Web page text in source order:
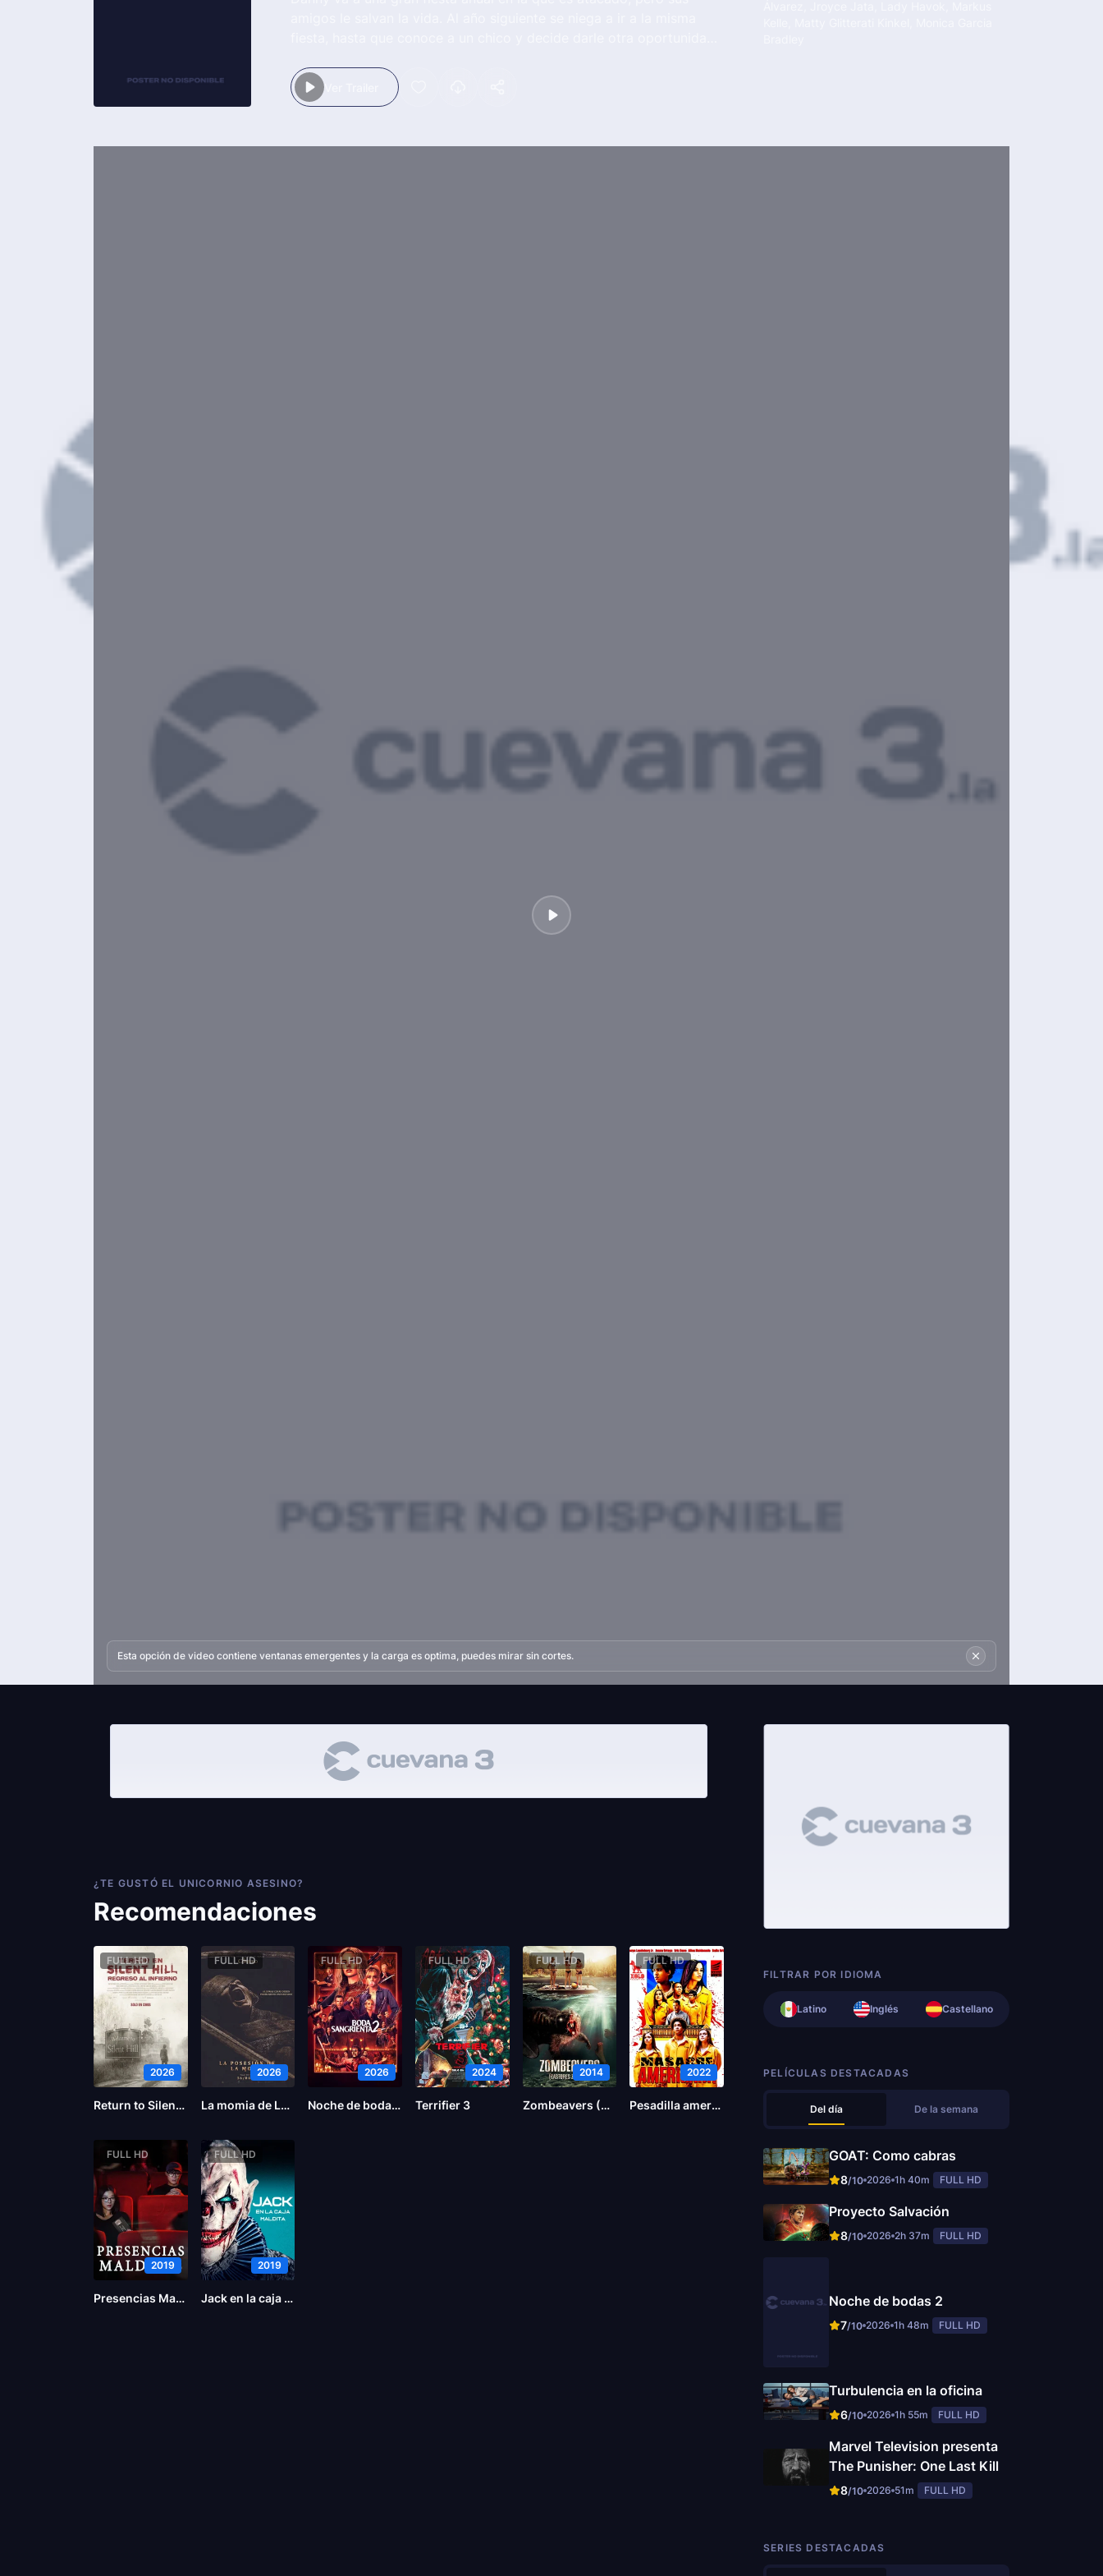
Esta opción de video contiene ventanas emergentes y la carga es optima, puedes mirar sin cortes.
¿TE GUSTÓ EL UNICORNIO ASESINO?
Recomendaciones
FULL HD
2026
Return to Silent Hill
FULL HD
2026
La momia de Lee Cronin
FULL HD
2026
Noche de bodas 2
FULL HD
2024
Terrifier 3
FULL HD
2014
Zombeavers (Castores zombies)
FULL HD
2022
Pesadilla americana
FULL HD
2019
Presencias Malditas
FULL HD
2019
Jack en la caja maldita
FILTRAR POR IDIOMA
Latino Inglés Castellano
PELÍCULAS DESTACADAS
Del día De la semana
GOAT: Como cabras
8/10 2026 1h 40m FULL HD
Proyecto Salvación
8/10 2026 2h 37m FULL HD
Noche de bodas 2
7/10 2026 1h 48m FULL HD
Turbulencia en la oficina
6/10 2026 1h 55m FULL HD
Marvel Television presenta
The Punisher: One Last Kill
8/10 2026 51m FULL HD
SERIES DESTACADAS